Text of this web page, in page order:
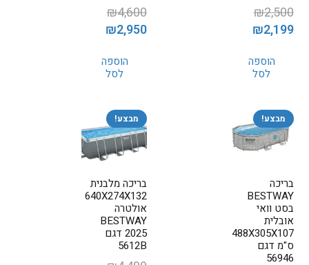
₪2,500
המחיר
היה:
₪2,500.
₪2,199
הוא:הוספה
לסל
₪4,600
המחיר
היה:
₪4,600.
₪2,950
הוא:הוספה
לסל
מבצע!
בריכה
BESTWAY
בסט וואי
אובלית
488X305X107
ס"מ דגם
56946
מבצע!
בריכה מלבנית
640X274X132
אולטרה
BESTWAY
2025 דגם
5612B